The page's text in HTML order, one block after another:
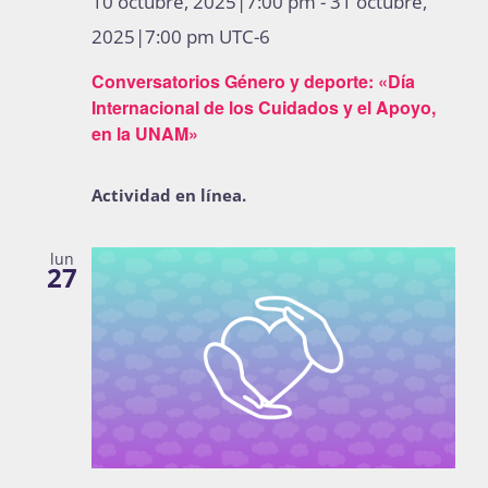
Publicaciones
Bienvenida generación 2027-1
Conversatorios Género y deporte: «Día
Internacional de los Cuidados y el Apoyo,
en la UNAM»
2025|7:00 pm UTC-6
Actividad en línea.
lun
27